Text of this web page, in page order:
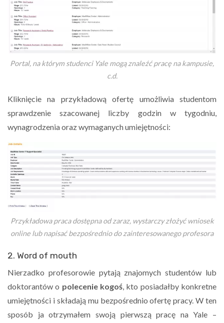
Portal, na którym studenci Yale mogą znaleźć pracę na kampusie,
c.d.
Kliknięcie na przykładową ofertę umożliwia studentom
sprawdzenie szacowanej liczby godzin w tygodniu,
wynagrodzenia oraz wymaganych umiejętności:
Przykładowa praca dostępna od zaraz, wystarczy złożyć wniosek
online lub napisać bezpośrednio do zainteresowanego profesora
2. Word of mouth
Nierzadko profesorowie pytają znajomych studentów lub
doktorantów o polecenie kogoś , kto posiadałby konkretne
umiejętności i składają mu bezpośrednio ofertę pracy. W ten
sposób ja otrzymałem swoją pierwszą pracę na Yale –